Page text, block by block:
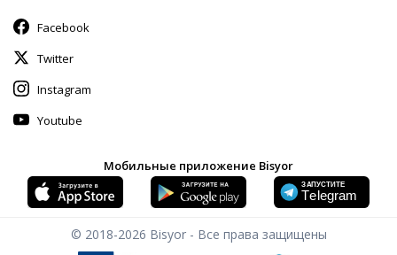
Facebook
Twitter
Instagram
Youtube
Мобильные приложение Bisyor
© 2018-2026 Bisyor - Все права защищены